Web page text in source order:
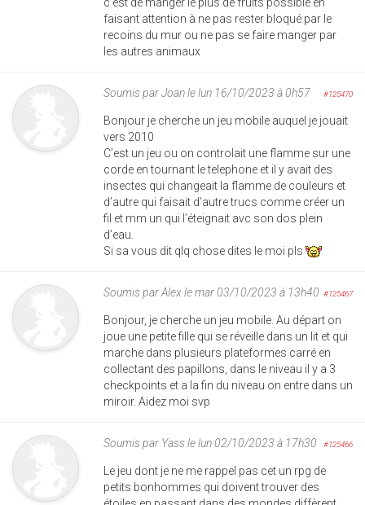
faisant attention à ne pas rester bloqué par le
recoins du mur ou ne pas se faire manger par
les autres animaux
Soumis parJoanle lun 16/10/2023 à 0h57 #125470
Bonjour je cherche un jeu mobile auquel je jouait
vers 2010
C’est un jeu ou on controlait une flamme sur une
corde en tournant le telephone et il y avait des
insectes qui changeait la flamme de couleurs et
d’autre qui faisait d’autre trucs comme créer un
fil et mm un qui l’éteignait avc son dos plein
d’eau.
Si sa vous dit qlq chose dites le moi pls
Soumis parAlexle mar 03/10/2023 à 13h40 #125467
Bonjour, je cherche un jeu mobile. Au départ on
joue une petite fille qui se réveille dans un lit et qui
marche dans plusieurs plateformes carré en
collectant des papillons, dans le niveau il y a 3
checkpoints et a la fin du niveau on entre dans un
miroir. Aidez moi svp
Soumis par Yassle lun 02/10/2023 à 17h30 #125466
Le jeu dont je ne me rappel pas cet un rpg de
petits bonhommes qui doivent trouver des